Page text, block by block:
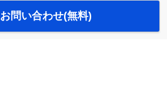
お問い合わせ(無料)